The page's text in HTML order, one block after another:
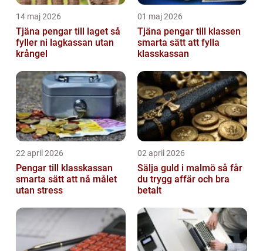
14 maj 2026
Tjäna pengar till laget så
fyller ni lagkassan utan
krångel
01 maj 2026
Tjäna pengar till klassen
smarta sätt att fylla
klasskassan
22 april 2026
Pengar till klasskassan
smarta sätt att nå målet
utan stress
02 april 2026
Sälja guld i malmö så får
du trygg affär och bra
betalt